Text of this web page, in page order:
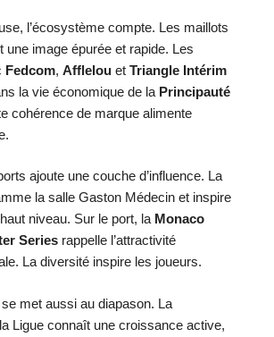
l’écosystème compte. Les maillots
une image épurée et rapide. Les
Fedcom, Afflelou et Triangle Intérim
la vie économique de la Principauté
cohérence de marque alimente
ajoute une couche d’influence. La
la salle Gaston Médecin et inspire
niveau. Sur le port, la Monaco
Series rappelle l’attractivité
La diversité inspire les joueurs.
met aussi au diapason. La
Ligue connaît une croissance active,